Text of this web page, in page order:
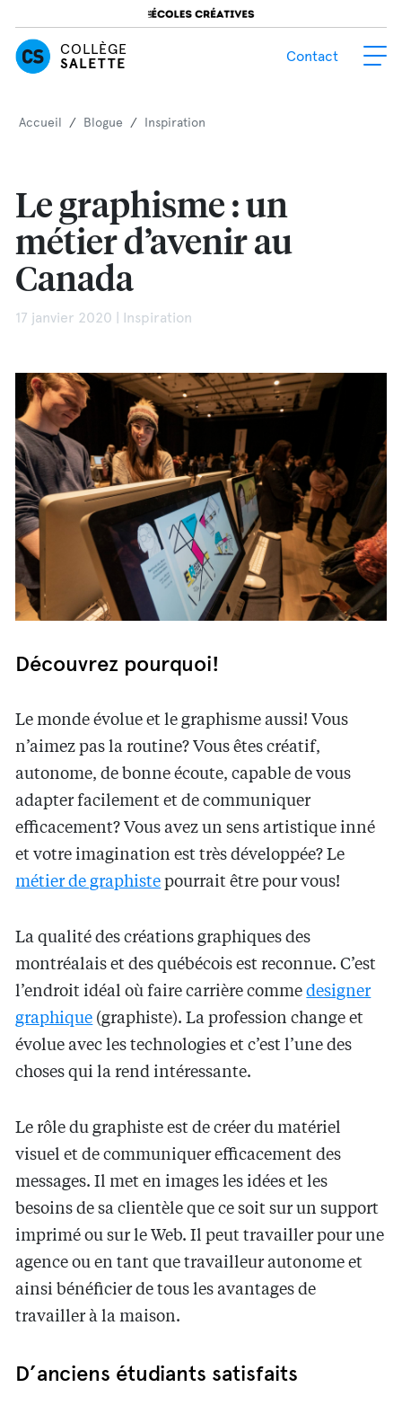
COLLÈGE
SALETTE
Contact
Accueil / Blogue / Inspiration
Le graphisme : un
métier d’avenir au
Canada
17 janvier 2020 | Inspiration
Découvrez pourquoi!
Le monde évolue et le graphisme aussi! Vous
n’aimez pas la routine? Vous êtes créatif,
autonome, de bonne écoute, capable de vous
adapter facilement et de communiquer
efficacement? Vous avez un sens artistique inné
et votre imagination est très développée? Le
métier de graphiste pourrait être pour vous!
La qualité des créations graphiques des
montréalais et des québécois est reconnue. C’est
l’endroit idéal où faire carrière commedesigner
graphique (graphiste). La profession change et
évolue avec les technologies et c’est l’une des
choses qui la rend intéressante.
Le rôle du graphiste est de créer du matériel
visuel et de communiquer efficacement des
messages. Il met en images les idées et les
besoins de sa clientèle que ce soit sur un support
imprimé ou sur le Web. Il peut travailler pour une
agence ou en tant que travailleur autonome et
ainsi bénéficier de tous les avantages de
travailler à la maison.
D’anciens étudiants satisfaits